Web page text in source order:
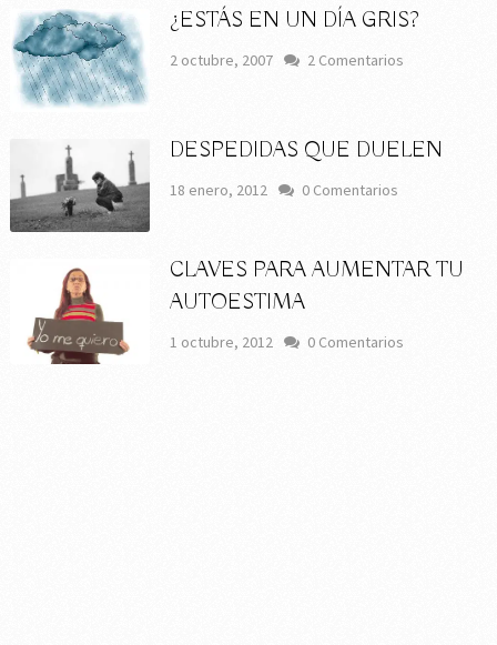
¿ESTÁS EN UN DÍA GRIS?
2 octubre, 2007 2 Comentarios
DESPEDIDAS QUE DUELEN
18 enero, 2012 0 Comentarios
CLAVES PARA AUMENTAR TU
AUTOESTIMA
1 octubre, 2012 0 Comentarios